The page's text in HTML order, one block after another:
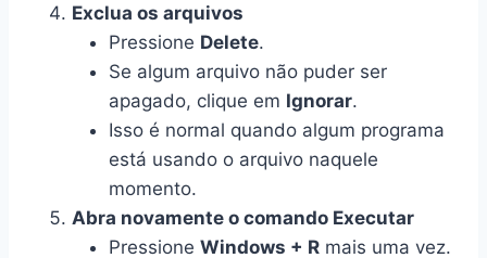
Exclua os arquivos
Pressione Delete.
Se algum arquivo não puder ser
apagado, clique em Ignorar.
Isso é normal quando algum programa
está usando o arquivo naquele
momento.
Abra novamente o comando Executar
Pressione Windows + R mais uma vez.